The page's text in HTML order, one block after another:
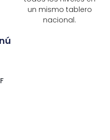
un mismo tablero
nacional.